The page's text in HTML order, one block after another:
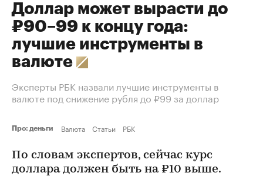
Доллар может вырасти до
₽90–99 к концу года:
лучшие инструменты в
валюте
Эксперты РБК назвали лучшие инструменты в
валюте под снижение рубля до ₽99 за доллар
Про: деньги Валюта Статьи РБК
По словам экспертов, сейчас курс
доллара должен быть на ₽10 выше.